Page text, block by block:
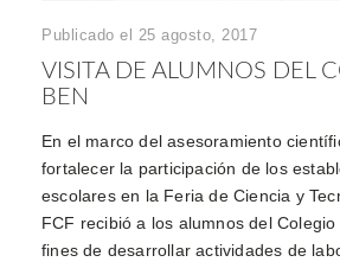
Publicado el 25 agosto, 2017
VISITA DE ALUMNOS DEL
BEN
En el marco del asesoramiento
fortalecer la participación de los
escolares en la Feria de Ciencia y
FCF recibió a los alumnos del Colegio
fines de desarrollar actividades de